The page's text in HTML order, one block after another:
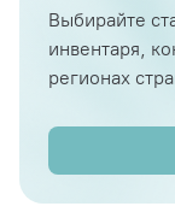
Выбирайте
инвентаря,
регионах